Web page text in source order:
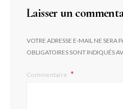
Laisser un
VOTRE ADRESSE E-MAIL NE SERA
OBLIGATOIRES SONT INDIQUÉS
Commentaire